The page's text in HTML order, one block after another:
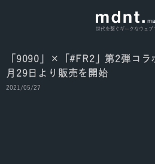
世代を繋ぐギークなウェブ
All
「9090」×「#FR2」第2弾コラ
月29日より販売を開始
2021/05/27